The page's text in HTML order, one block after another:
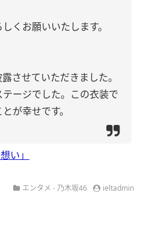
くお願いいたします。
させていただきました。
ージでした。この衣装で
が幸せです。
い」
エンタメ - 乃木坂46 ieltadmin